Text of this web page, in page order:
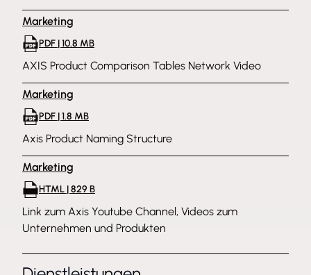
Marketing
PDF | 10.8 MB
AXIS Product Comparison Tables Network Video
Marketing
PDF | 1.8 MB
Axis Product Naming Structure
Marketing
HTML | 829 B
Link zum Axis Youtube Channel, Videos zum
Unternehmen und Produkten